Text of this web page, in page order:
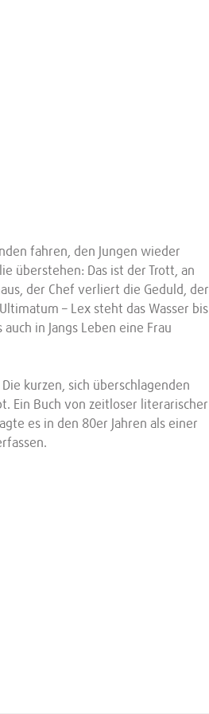
fahren, den Jungen wieder
überstehen: Das ist der Trott, an
der Chef verliert die Geduld, der
– Lex steht das Wasser bis
in Jangs Leben eine Frau
kurzen, sich überschlagenden
Ein Buch von zeitloser literarischer
es in den 80er Jahren als einer